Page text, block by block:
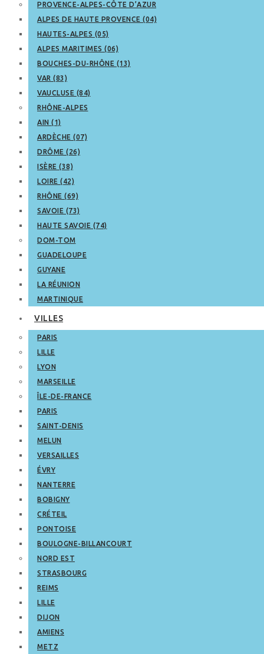
PROVENCE-ALPES-CÔTE D’AZUR
ALPES DE HAUTE PROVENCE (04)
HAUTES-ALPES (05)
ALPES MARITIMES (06)
BOUCHES-DU-RHÔNE (13)
VAR (83)
VAUCLUSE (84)
RHÔNE-ALPES
AIN (1)
ARDÈCHE (07)
DRÔME (26)
ISÈRE (38)
LOIRE (42)
RHÔNE (69)
SAVOIE (73)
HAUTE SAVOIE (74)
DOM-TOM
GUADELOUPE
GUYANE
LA RÉUNION
MARTINIQUE
VILLES
PARIS
LILLE
LYON
MARSEILLE
ÎLE-DE-FRANCE
PARIS
SAINT-DENIS
MELUN
VERSAILLES
ÉVRY
NANTERRE
BOBIGNY
CRÉTEIL
PONTOISE
BOULOGNE-BILLANCOURT
NORD EST
STRASBOURG
REIMS
LILLE
DIJON
AMIENS
METZ